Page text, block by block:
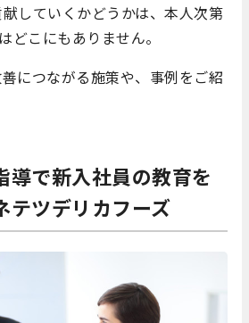
していくかどうかは、本人次第
どこにもありません。
につながる施策や、事例をご紹
導で新入社員の教育を
テツデリカフーズ